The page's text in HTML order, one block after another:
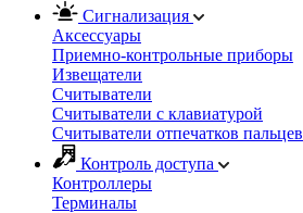
Сигнализация
Аксессуары
Приемно-контрольные приборы
Извещатели
Считыватели
Cчитыватели с клавиатурой
Cчитыватели отпечатков пальцев
Контроль доступа
Контроллеры
Терминалы